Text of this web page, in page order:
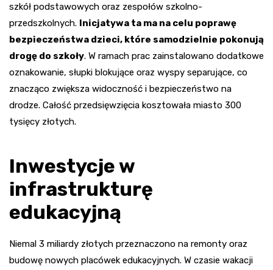
szkół podstawowych oraz zespołów szkolno-
przedszkolnych. Inicjatywa ta ma na celu poprawę
bezpieczeństwa dzieci, które samodzielnie pokonują
drogę do szkoły. W ramach prac zainstalowano dodatkowe
oznakowanie, słupki blokujące oraz wyspy separujące, co
znacząco zwiększa widoczność i bezpieczeństwo na
drodze. Całość przedsięwzięcia kosztowała miasto 300
tysięcy złotych.
Inwestycje w
infrastrukturę
edukacyjną
Niemal 3 miliardy złotych przeznaczono na remonty oraz
budowę nowych placówek edukacyjnych. W czasie wakacji